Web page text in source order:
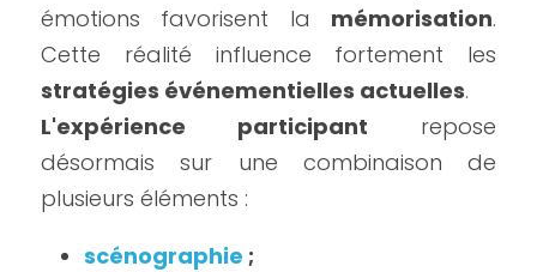
émotions favorisent la mémorisation.
stratégies événementielles actuelles.
L'expérience participant repose
désormais sur une combinaison de
plusieurs éléments :
scénographie ;